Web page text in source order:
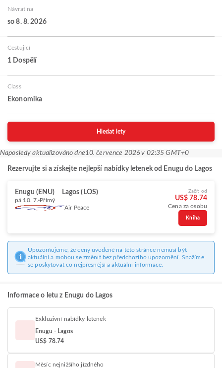
Návrat na
so 8. 8. 2026
Cestující
1 Dospělí
Class
Ekonomika
Hledat lety
Naposledy aktualizováno dne10. července 2026 v 02:35 GMT+0
Rezervujte si a získejte nejlepší nabídky letenek od Enugu do Lagos
Enugu (ENU) Lagos (LOS)
pá 10. 7. Přímý
Air Peace
Začít od
US$ 78.74
Cena za osobu
Kniha
Upozorňujeme, že ceny uvedené na této stránce nemusí být
aktuální a mohou se změnit bez předchozího upozornění. Snažíme
se poskytovat co nejpřesnější a aktuální informace.
Informace o letu z Enugu do Lagos
Exkluzivní nabídky letenek
Enugu - Lagos
US$ 78.74
Měsíc nejnižšího jízdného